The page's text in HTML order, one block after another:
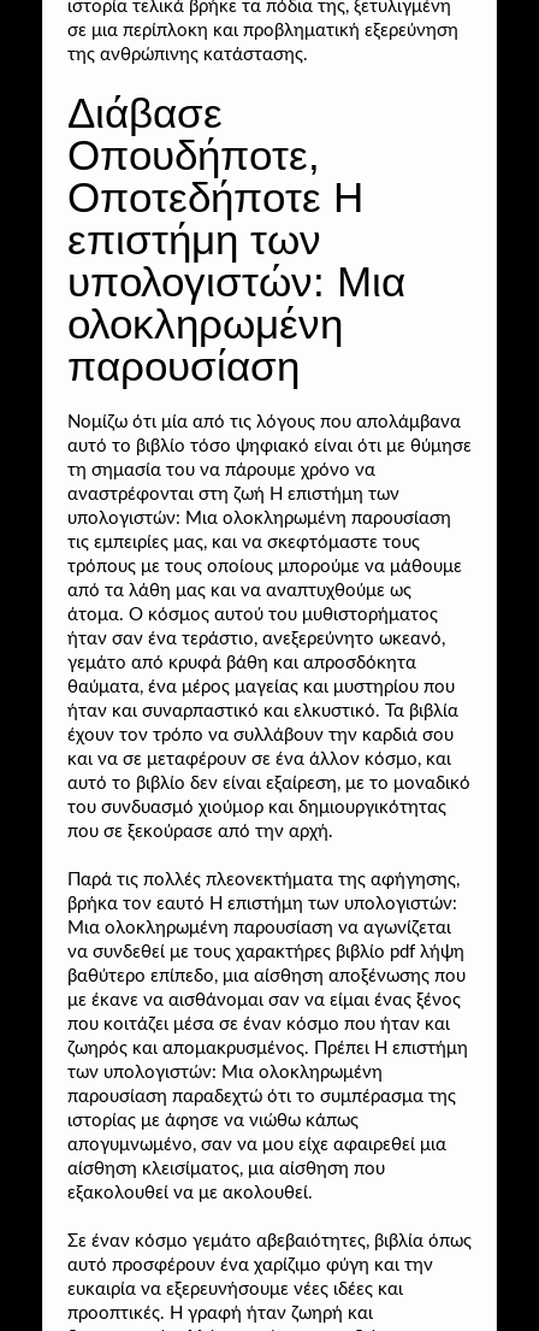
ιστορία τελικά βρήκε τα πόδια της, ξετυλιγμένη
σε μια περίπλοκη και προβληματική εξερεύνηση
της ανθρώπινης κατάστασης.
Διάβασε
Οπουδήποτε,
Οποτεδήποτε H
επιστήμη των
υπολογιστών: Μια
ολοκληρωμένη
παρουσίαση
Νομίζω ότι μία από τις λόγους που απολάμβανα
αυτό το βιβλίο τόσο ψηφιακό είναι ότι με θύμησε
τη σημασία του να πάρουμε χρόνο να
αναστρέφονται στη ζωή H επιστήμη των
υπολογιστών: Μια ολοκληρωμένη παρουσίαση
τις εμπειρίες μας, και να σκεφτόμαστε τους
τρόπους με τους οποίους μπορούμε να μάθουμε
από τα λάθη μας και να αναπτυχθούμε ως
άτομα. Ο κόσμος αυτού του μυθιστορήματος
ήταν σαν ένα τεράστιο, ανεξερεύνητο ωκεανό,
γεμάτο από κρυφά βάθη και απροσδόκητα
θαύματα, ένα μέρος μαγείας και μυστηρίου που
ήταν και συναρπαστικό και ελκυστικό. Τα βιβλία
έχουν τον τρόπο να συλλάβουν την καρδιά σου
και να σε μεταφέρουν σε ένα άλλον κόσμο, και
αυτό το βιβλίο δεν είναι εξαίρεση, με το μοναδικό
του συνδυασμό χιούμορ και δημιουργικότητας
που σε ξεκούρασε από την αρχή.
Παρά τις πολλές πλεονεκτήματα της αφήγησης,
βρήκα τον εαυτό H επιστήμη των υπολογιστών:
Μια ολοκληρωμένη παρουσίαση να αγωνίζεται
να συνδεθεί με τους χαρακτήρες βιβλίο pdf λήψη
βαθύτερο επίπεδο, μια αίσθηση αποξένωσης που
με έκανε να αισθάνομαι σαν να είμαι ένας ξένος
που κοιτάζει μέσα σε έναν κόσμο που ήταν και
ζωηρός και απομακρυσμένος. Πρέπει H επιστήμη
των υπολογιστών: Μια ολοκληρωμένη
παρουσίαση παραδεχτώ ότι το συμπέρασμα της
ιστορίας με άφησε να νιώθω κάπως
απογυμνωμένο, σαν να μου είχε αφαιρεθεί μια
αίσθηση κλεισίματος, μια αίσθηση που
εξακολουθεί να με ακολουθεί.
Σε έναν κόσμο γεμάτο αβεβαιότητες, βιβλία όπως
αυτό προσφέρουν ένα χαρίζιμο φύγη και την
ευκαιρία να εξερευνήσουμε νέες ιδέες και
προοπτικές. Η γραφή ήταν ζωηρή και